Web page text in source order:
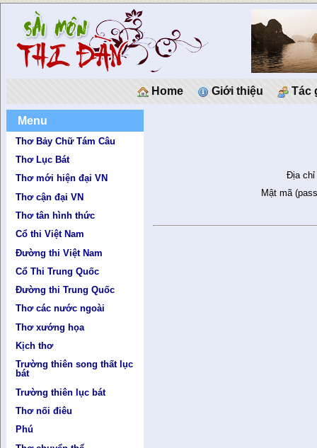
Home Giới thiệu Tác
Menu
Thơ Bảy Chữ Tám Câu
Thơ Lục Bát
Thơ mới hiện đại VN
Thơ cận đại VN
Thơ tân hình thức
Cổ thi Việt Nam
Đường thi Việt Nam
Cổ Thi Trung Quốc
Đường thi Trung Quốc
Thơ các nước ngoài
Thơ xướng họa
Kịch thơ
Trường thiên song thất lục
bát
Trường thiên lục bát
Thơ nối điêu
Phú
Địa chỉ
Mật mã